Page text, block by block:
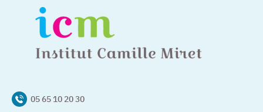
05 65 10 20 30